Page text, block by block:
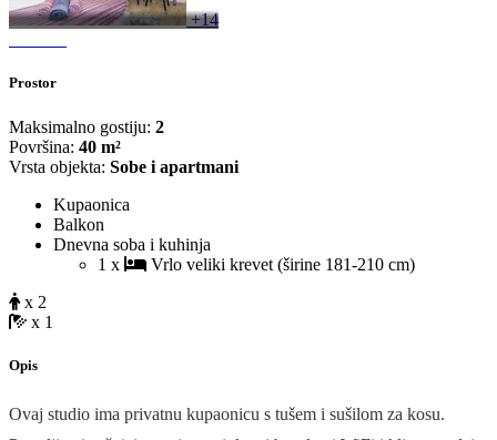
+14
Prostor
Maksimalno gostiju: 2
Površina: 40 m²
Vrsta objekta: Sobe i apartmani
Kupaonica
Balkon
Dnevna soba i kuhinja
1 x
Vrlo veliki krevet (širine 181-210 cm)
x 2
x 1
Opis
Ovaj studio ima privatnu kupaonicu s tušem i sušilom za kosu.